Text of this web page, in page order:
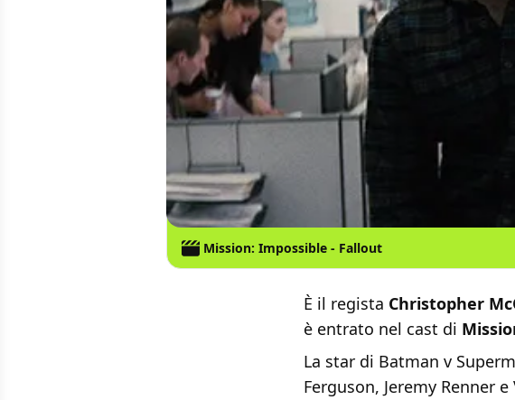
Mission: Impossible - Fallout
È il regista Christopher
è entrato nel cast di
La star di Batman v
Ferguson, Jeremy Renner